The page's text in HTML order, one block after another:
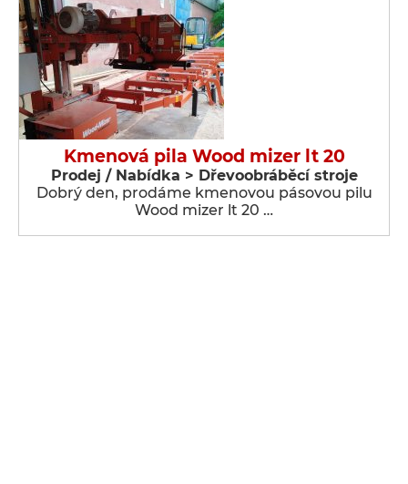
Kmenová pila Wood mizer lt 20
Prodej / Nabídka > Dřevoobráběcí stroje
Dobrý den, prodáme kmenovou pásovou pilu
Wood mizer lt 20 …